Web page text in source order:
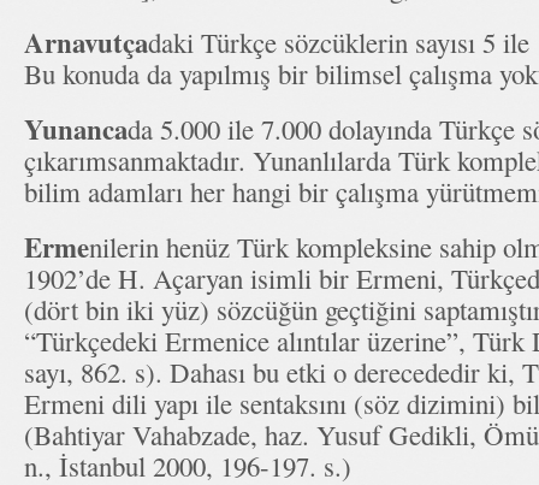
Arnavutçadaki Türkçe sözcüklerin sayısı 5 ile
Bu konuda da yapılmış bir bilimsel çalışma
Yunancada 5.000 ile 7.000 dolayında Türkçe
çıkarımsanmaktadır. Yunanlılarda Türk
bilim adamları her hangi bir çalışma
Ermenilerin henüz Türk kompleksine sahip
1902’de H. Açaryan isimli bir Ermeni,
(dört bin iki yüz) sözcüğün geçtiğini
“Türkçedeki Ermenice alıntılar üzerine”,
sayı, 862. s). Dahası bu etki o derecededir ki,
Ermeni dili yapı ile sentaksını (söz dizimini)
(Bahtiyar Vahabzade, haz. Yusuf Gedikli,
n., İstanbul 2000, 196-197. s.)